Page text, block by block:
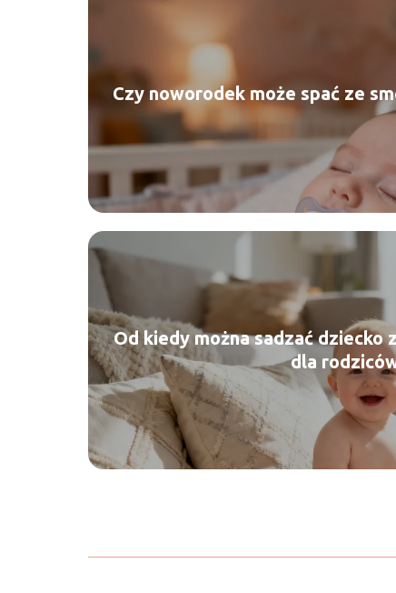
Czy noworodek może spać ze
Od kiedy można sadzać dziecko
dla